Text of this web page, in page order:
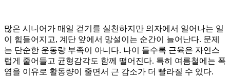
많은 시니어가 매일 걷기를 실천하지만 의자에서 일어나는 일
이 힘들어지고, 계단 앞에서 망설이는 순간이 늘어난다. 문제
는 단순한 운동량 부족이 아니다. 나이 들수록 근육은 자연스
럽게 줄어들고 균형감각도 함께 떨어진다. 특히 여름철에는 폭
염을 이유로 활동량이 줄면서 근 감소가 더 빨라질 수 있다.